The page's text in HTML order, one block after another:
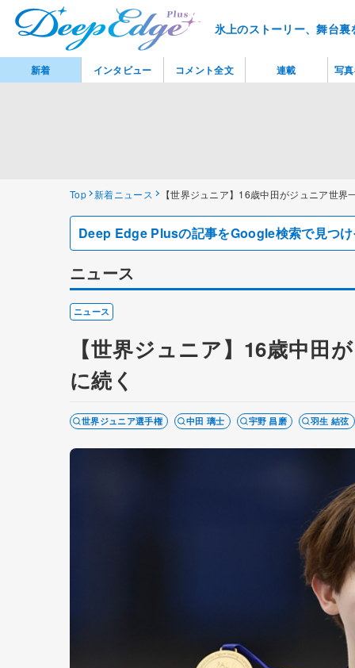
氷上のストーリー、舞台
Top 新着ニュース 【世界ジュニア】16歳中田がジュニア世
Deep Edge Plusの記事をGoogle検索で見つ
ニュース
ニュース
【世界ジュニア】16歳中
に続く
世界ジュニア選手権 中田 璃士 宇野 昌磨 羽生 結弦
新着 インタビュー コメント全文 連載 写